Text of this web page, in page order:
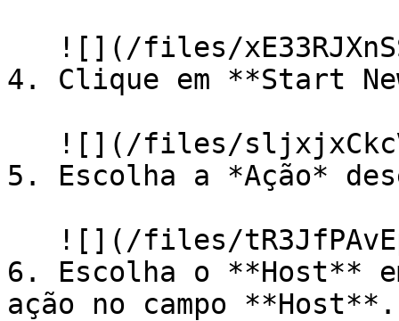
4. Clique em **Start
5. Escolha a *Ação*
6. Escolha o **Host**
ação no campo **Host**.